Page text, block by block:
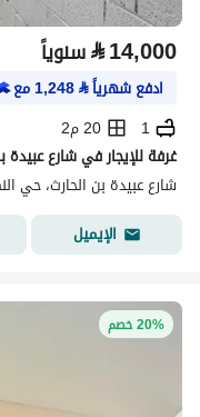
⃁14,000 سنوياً
ادفع شهرياً⃁
1,248مع
1
20 م2
غرفة للإيجار في شارع
شارع عبيدة بن الحارث، حي
الإيميل
20% خصم